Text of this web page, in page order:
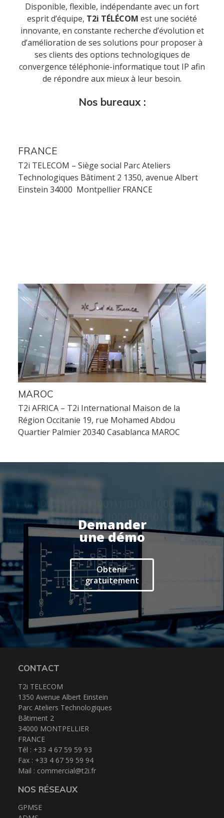
Disponible, flexible, indépendante avec un fort
esprit d’équipe, T2i TÉLÉCOM est une société
innovante, en constante recherche d’évolution et
d’amélioration de ses solutions pour proposer à
ses clients des options technologiques de
convergence téléphonie-informatique tout IP afin
de répondre aux mieux à leur besoin.
Nos bureaux :
FRANCE
T2i TELECOM – Siège social Parc Ateliers
Technologiques Bâtiment 2 1350, avenue Albert
Einstein 34000 Montpellier FRANCE
MAROC
T2i AFRICA – T2i International Maison de la
Région Occitanie 19, rue Mohamed Abdou
Quartier Palmier 20340 Casablanca MAROC
Demander
une démo
Obtenir
gratuitement
CONTACT
T2i TELECOM
1350 Avenue Albert Einstein
Parc Ateliers Technologiques
Bâtiment 2
34000 MONTPELLIER
FRANCE
Tél : +33 4 67 59 59 93
Fax : +33 4 67 59 59 94
Mail : commercial@t2i.fr
NOS RÉSEAUX
GPMSE
Société
Notre équipe
Data Center
Nos partenaires
Notre démarche RSE
Audit et conseil
Support Technique
Logiciel de supervision
Logiciel de télésurveillance
Logiciel de téléassistance
ERP Gestion Commerciale
Suivi des intervenants
Frontaux de réception
Actualités